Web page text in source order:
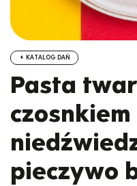
KATALOG DAŃ
Pasta
czosnkiem
pieczywo